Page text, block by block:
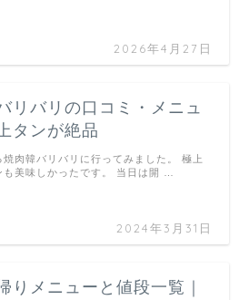
2026年4月27日
リバリの口コミ・メニュ
タンが絶品
2024年3月31日
肉韓バリバリに行ってみました。 極上
美味しかったです。 当日は開 …
りメニューと値段一覧｜